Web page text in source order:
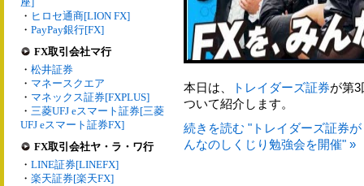
・ ヒロセ通商[LION FX]
・ PayPay銀行[FX]
FX取引会社マ行
・ 松井証券
・ マネースクエア
・ マネックス証券[FXPLUS]
・ 三菱UFJ eスマート証券[三菱
UFJ eスマート証券FX]
FX取引会社ヤ・ラ・ワ行
・ LINE証券[LINEFX]
・ 楽天証券[楽天FX]
本日は、 トレイダーズ証券が第
ついて紹介します。
続きを読む "トレイダーズ証券
んなのしくじり勉強会を開催" »